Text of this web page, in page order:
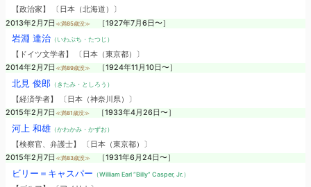
【政治家】 〔日本（北海道）〕
2013年2月7日 ≪満85歳没≫ ［1927年7月6日〜］
岩淵 達治（いわぶち・たつじ）
【ドイツ文学者】 〔日本（東京都）〕
2014年2月7日 ≪満89歳没≫ ［1924年11月10日〜］
北見 俊郎（きたみ・としろう）
【経済学者】 〔日本（神奈川県）〕
2015年2月7日 ≪満81歳没≫ ［1933年4月26日〜］
河上 和雄（かわかみ・かずお）
【検察官、弁護士】 〔日本（東京都）〕
2015年2月7日 ≪満83歳没≫ ［1931年6月24日〜］
ビリー＝キャスパー （William Earl “Billy” Casper, Jr.）